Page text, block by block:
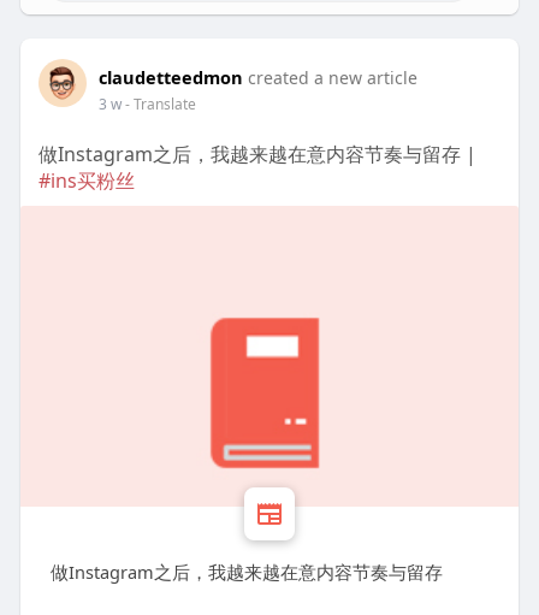
claudetteedmon created a new article
3 w- Translate
做Instagram之后，我越来越在意内容节奏与留存 |
#ins买粉丝
做Instagram之后，我越来越在意内容节奏与留存